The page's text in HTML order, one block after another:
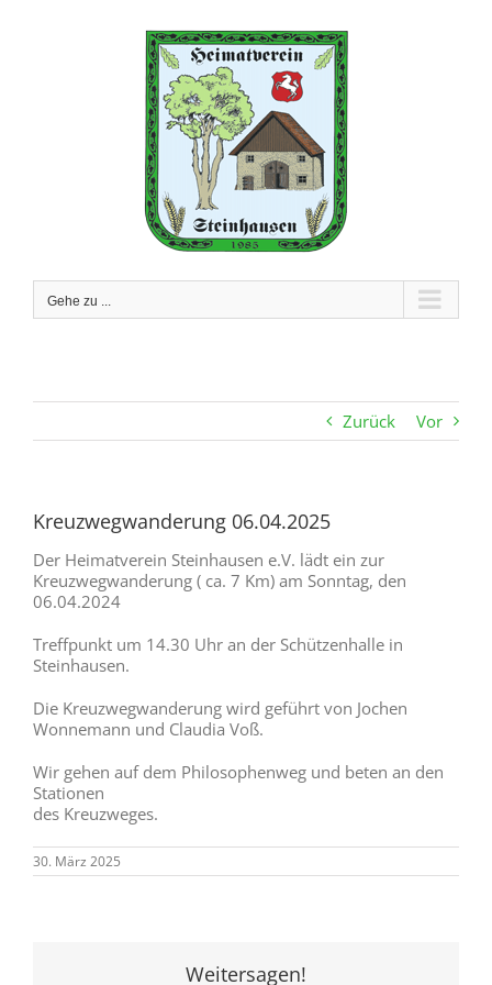
Gehe zu ...
Zurück Vor
Kreuzwegwanderung 06.04.2025
Der Heimatverein Steinhausen e.V. lädt ein zur
Kreuzwegwanderung ( ca. 7 Km) am Sonntag, den
06.04.2024
Treffpunkt um 14.30 Uhr an der Schützenhalle in
Steinhausen.
Die Kreuzwegwanderung wird geführt von Jochen
Wonnemann und Claudia Voß.
Wir gehen auf dem Philosophenweg und beten an den
Stationen
des Kreuzweges.
30. März 2025
Weitersagen!